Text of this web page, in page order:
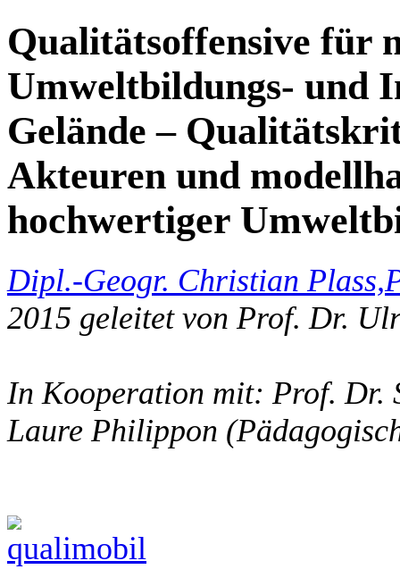
Qualitätsoffensive für
Umweltbildungs- und
Gelände –
Akteuren und
hochwertiger
Dipl.-Geogr. Christian Plass,
2015 geleitet von Prof. Dr.
In Kooperation mit: Prof. Dr.
Laure Philippon